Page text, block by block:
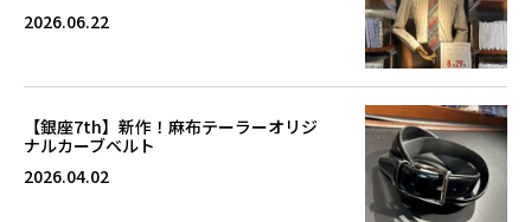
2026.06.22
【銀座7th】新作！麻布テーラーオリジ
ナルカーブベルト
2026.04.02